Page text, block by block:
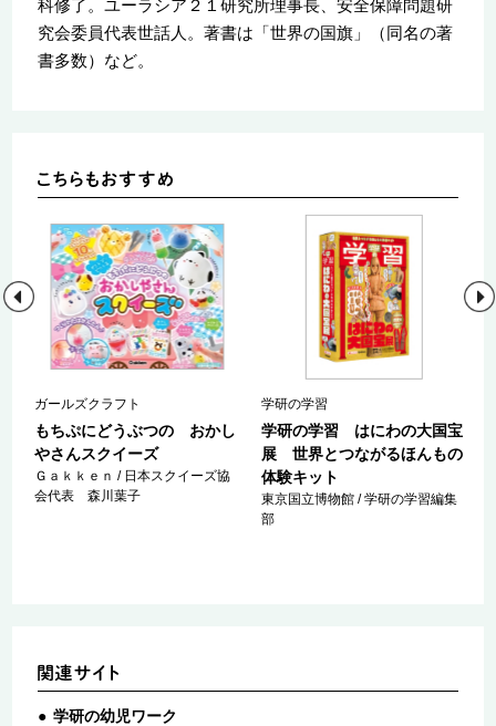
科修了。ユーラシア２１研究所理事長、安全保障問題研
究会委員代表世話人。著書は「世界の国旗」（同名の著
書多数）など。
ガールズクラフト
もちぷにどうぶつの おかし
やさんスクイーズ
Ｇａｋｋｅｎ / 日本スクイーズ協
会代表 森川葉子
学研の学習
学研の学習 はにわの大国宝
展 世界とつながるほんもの
体験キット
東京国立博物館 / 学研の学習編集
部
学研の幼児ワーク